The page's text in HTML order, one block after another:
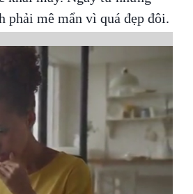
phải mê mẩn vì quá đẹp đôi.